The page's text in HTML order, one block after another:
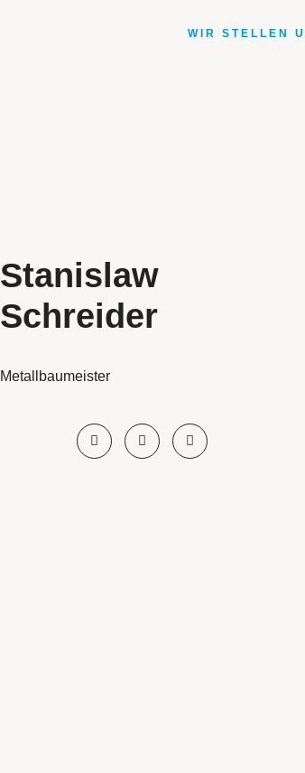
WIR STELLEN
Stanislaw
Schreider
Metallbaumeister